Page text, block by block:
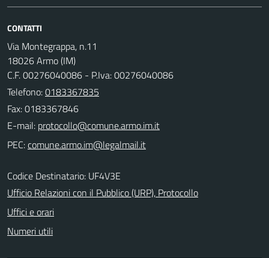
CONTATTI
Via Montegrappa, n.11
18026 Armo (IM)
C.F. 00276040086 - P.Iva: 00276040086
Telefono:0183367835
Fax: 0183367846
E-mail:
PEC:
Codice Destinatario: UF4V3E
Ufficio Relazioni con il Pubblico (URP), Protocollo
Uffici e orari
Numeri utili